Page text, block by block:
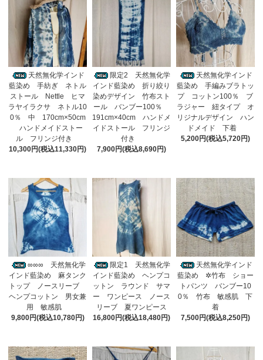
天然無化学インド
藍染め 手紡ぎ ネトル
ストール Nettle ヒマ
ラヤイラクサ ネトル10
0％ 中 170cm×50cm
ハンドメイドストー
ル フリンジ付き
10,300円(税込11,330円)
限定2 天然無化学
インド藍染め 折り絞り
染めデザイン 竹布スト
ール バンブー100％
191cm×40cm ハンドメ
イドストール フリンジ
付き
7,900円(税込8,690円)
天然無化学インド
藍染め 手編みブラトッ
プ コットン100％ ブ
ラジャー 紐タイプ オ
リジナルデザイン ハン
ドメイド 下着
5,200円(税込5,720円)
∞∞∞ 天然無化学
インド藍染め 麻タンク
トップ ノースリーブ
ヘンプコットン 男女兼
用 敏感肌
9,800円(税込10,780円)
限定1 天然無化学
インド藍染め ヘンプコ
ットン ラウンド サマ
ー ワンピース ノース
リーブ 夏ワンピース
16,800円(税込18,480円)
天然無化学インド
藍染め ✲竹布 ショー
トパンツ バンブー10
0％ 竹布 敏感肌 下
着
7,500円(税込8,250円)